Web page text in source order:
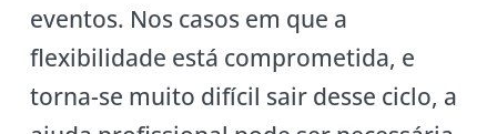
eventos. Nos casos em que a
flexibilidade está comprometida, e
torna-se muito difícil sair desse ciclo, a